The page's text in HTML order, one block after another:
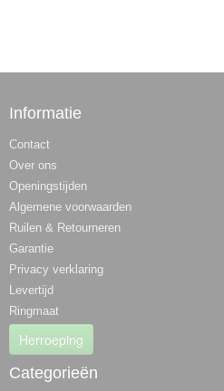
Informatie
Contact
Over ons
Openingstijden
Algemene voorwaarden
Ruilen & Retourneren
Garantie
Privacy verklaring
Levertijd
Ringmaat
Herroeping
Categorieën